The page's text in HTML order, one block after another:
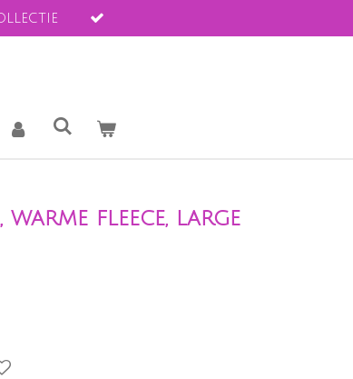
warme fleece, large